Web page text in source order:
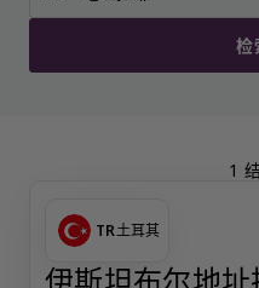
检
1
TR土耳其